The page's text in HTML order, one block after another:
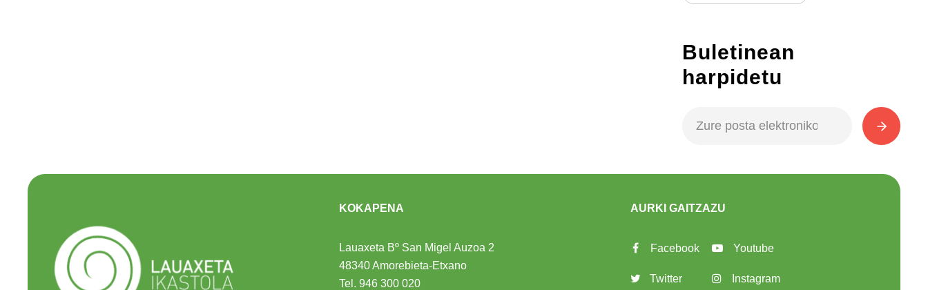
Buletinean
harpidetu
KOKAPENA
Lauaxeta Bº San Migel Auzoa 2
48340 Amorebieta-Etxano
Tel.946 300 020
AURKI GAITZAZU
Facebook
Twitter
Youtube
Instagram